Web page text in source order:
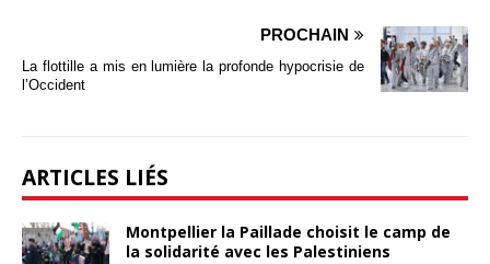
PROCHAIN
La flottille a mis en lumière la profonde hypocrisie de
l’Occident
ARTICLES LIÉS
Montpellier la Paillade choisit le camp de
la solidarité avec les Palestiniens